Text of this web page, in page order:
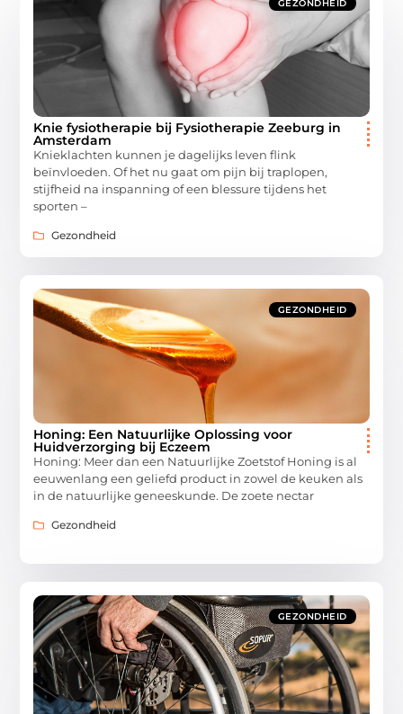
GEZONDHEID
Knie fysiotherapie bij Fysiotherapie Zeeburg in
Amsterdam
Knieklachten kunnen je dagelijks leven flink
beïnvloeden. Of het nu gaat om pijn bij traplopen,
stijfheid na inspanning of een blessure tijdens het
sporten –
Gezondheid
GEZONDHEID
Honing: Een Natuurlijke Oplossing voor
Huidverzorging bij Eczeem
Honing: Meer dan een Natuurlijke Zoetstof Honing is al
eeuwenlang een geliefd product in zowel de keuken als
in de natuurlijke geneeskunde. De zoete nectar
Gezondheid
GEZONDHEID